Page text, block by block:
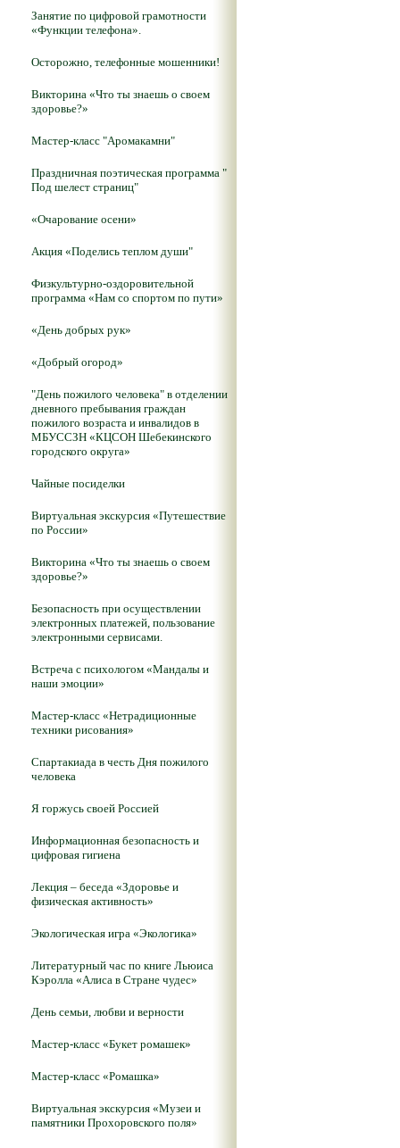
Занятие по цифровой грамотности
«Функции телефона».
Осторожно, телефонные мошенники!
Викторина «Что ты знаешь о своем
здоровье?»
Мастер-класс "Аромакамни"
Праздничная поэтическая программа "
Под шелест страниц"
«Очарование осени»
Акция «Поделись теплом души"
Физкультурно-оздоровительной
программа «Нам со спортом по пути»
«День добрых рук»
«Добрый огород»
"День пожилого человека" в отделении
дневного пребывания граждан
пожилого возраста и инвалидов в
МБУССЗН «КЦСОН Шебекинского
городского округа»
Чайные посиделки
Виртуальная экскурсия «Путешествие
по России»
Викторина «Что ты знаешь о своем
здоровье?»
Безопасность при осуществлении
электронных платежей, пользование
электронными сервисами.
Встреча с психологом «Мандалы и
наши эмоции»
Мастер-класс «Нетрадиционные
техники рисования»
Спартакиада в честь Дня пожилого
человека
Я горжусь своей Россией
Информационная безопасность и
цифровая гигиена
Лекция – беседа «Здоровье и
физическая активность»
Экологическая игра «Экологика»
Литературный час по книге Льюиса
Кэролла «Алиса в Стране чудес»
День семьи, любви и верности
Мастер-класс «Букет ромашек»
Мастер-класс «Ромашка»
Виртуальная экскурсия «Музеи и
памятники Прохоровского поля»